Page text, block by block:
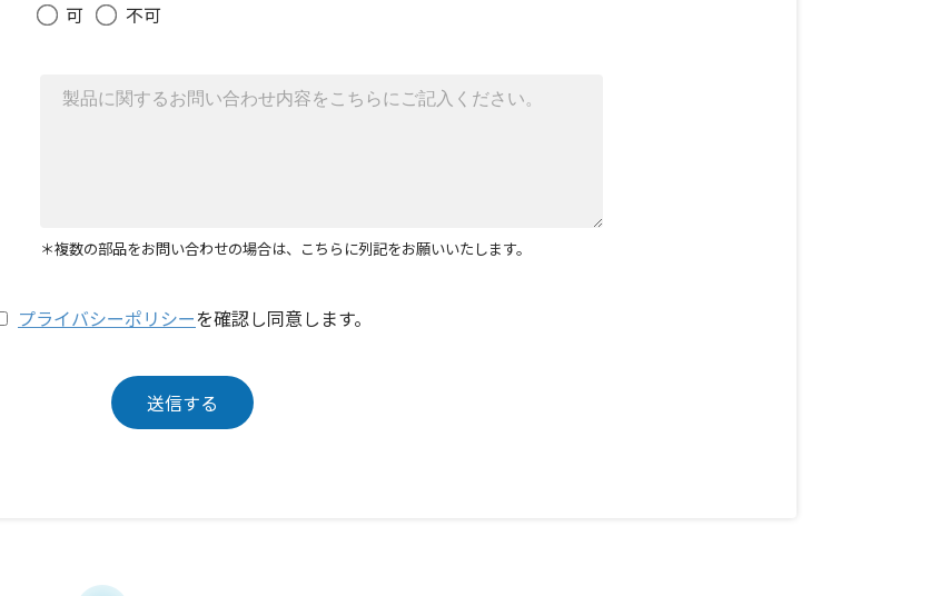
可 不可
＊複数の部品をお問い合わせの場合は、こちらに列記をお願いいたします。
プライバシーポリシーを確認し同意します。